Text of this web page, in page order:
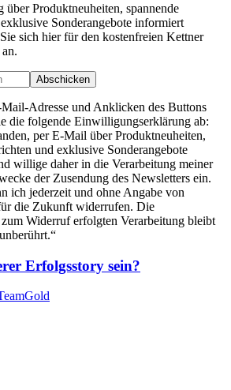
über Produktneuheiten, spannende
Sonderangebote informiert
sich hier für den kostenfreien Kettner
Abschicken
Adresse und Anklicken des Buttons
die folgende Einwilligungserklärung ab:
per E-Mail über Produktneuheiten,
und exklusive Sonderangebote
willige daher in die Verarbeitung meiner
der Zusendung des Newsletters ein.
ich jederzeit und ohne Angabe von
die Zukunft widerrufen. Die
Widerruf erfolgten Verarbeitung bleibt
Erfolgsstory sein?